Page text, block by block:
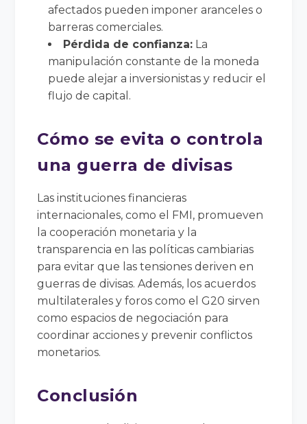
afectados pueden imponer aranceles o
barreras comerciales.
Pérdida de confianza: La
manipulación constante de la moneda
puede alejar a inversionistas y reducir el
flujo de capital.
Cómo se evita o controla
una guerra de divisas
Las instituciones financieras
internacionales, como el FMI, promueven
la cooperación monetaria y la
transparencia en las políticas cambiarias
para evitar que las tensiones deriven en
guerras de divisas. Además, los acuerdos
multilaterales y foros como el G20 sirven
como espacios de negociación para
coordinar acciones y prevenir conflictos
monetarios.
Conclusión